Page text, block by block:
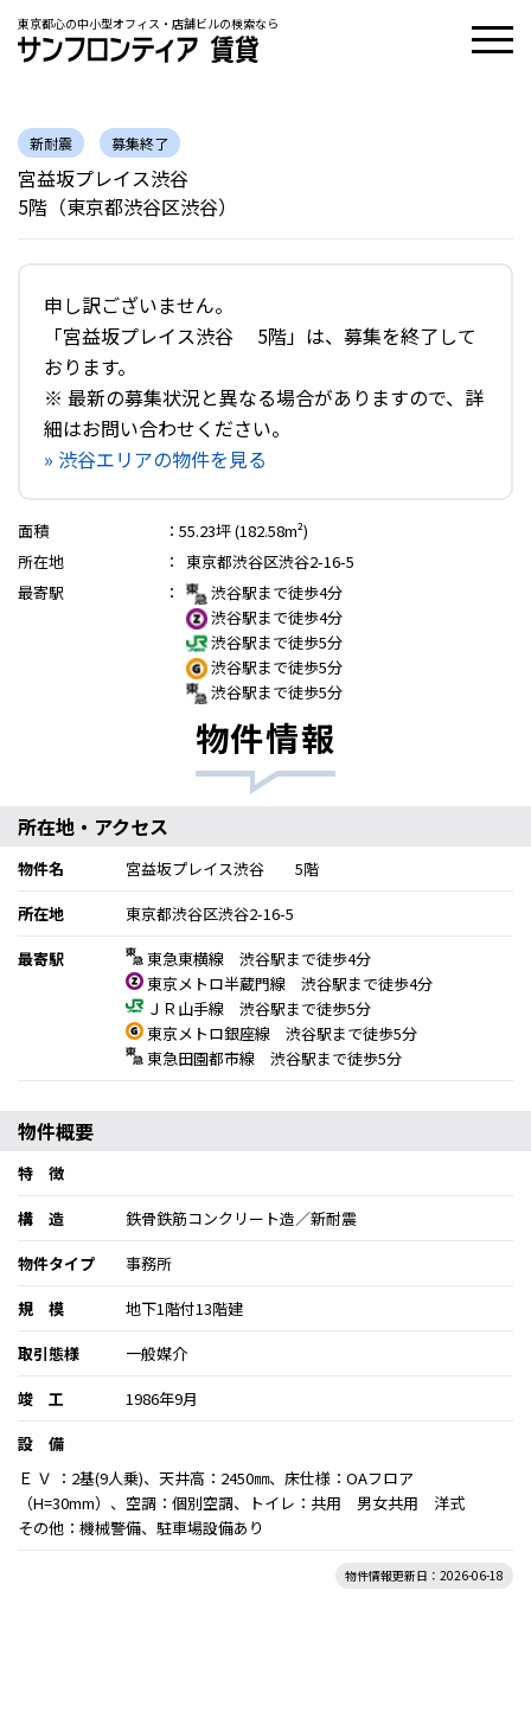
東京都心の中小型オフィス・店舗ビルの検索なら
新耐震 募集終了
宮益坂プレイス渋谷
5階（東京都渋谷区渋谷）
申し訳ございません。
「宮益坂プレイス渋谷 5階」は、募集を終了して
おります。
※ 最新の募集状況と異なる場合がありますので、詳
細はお問い合わせください。
» 渋谷エリアの物件を見る
面積 ： 55.23坪 (182.58m²)
所在地
：
東京都渋谷区渋谷2-16-5
最寄駅
：
渋谷駅まで徒歩4分
渋谷駅まで徒歩4分
渋谷駅まで徒歩5分
渋谷駅まで徒歩5分
渋谷駅まで徒歩5分
物件情報
所在地・アクセス
物件名
宮益坂プレイス渋谷 5階
所在地
東京都渋谷区渋谷2-16-5
最寄駅
東急東横線 渋谷駅まで徒歩4分
東京メトロ半蔵門線 渋谷駅まで徒歩4分
ＪＲ山手線 渋谷駅まで徒歩5分
東京メトロ銀座線 渋谷駅まで徒歩5分
東急田園都市線 渋谷駅まで徒歩5分
物件概要
特 徴
構 造
鉄骨鉄筋コンクリート造／新耐震
物件タイプ
事務所
規 模
地下1階付13階建
取引態様
一般媒介
竣 工
1986年9月
設 備
Ｅ Ｖ ：2基(9人乗)、天井高：2450㎜、床仕様：OAフロア
（H=30mm）、空調：個別空調、トイレ：共用 男女共用 洋式
その他：機械警備、駐車場設備あり
物件情報更新日：2026-06-18